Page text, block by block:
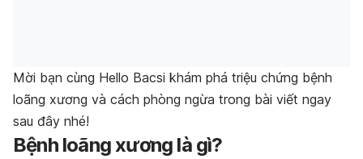
Mời bạn cùng Hello Bacsi khám phá triệu chứng bệnh
loãng xương và cách phòng ngừa trong bài viết ngay
sau đây nhé!
Bệnh loãng xương là gì?